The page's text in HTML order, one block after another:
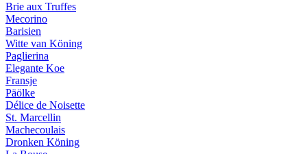
Brie aux Truffes
Mecorino
Barisien
Witte van Köning
Paglierina
Elegante Koe
Fransje
Päölke
Délice de Noisette
St. Marcellin
Machecoulais
Dronken Köning